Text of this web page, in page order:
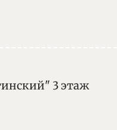
3 этаж